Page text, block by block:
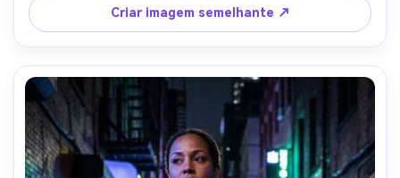
drapada naturalmente em sua moldura-AR 4:5
Criar imagem semelhante ↗